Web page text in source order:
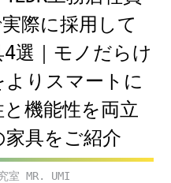
際に採用して
選｜モノだらけ
りスマートに
機能性を両立
具をご紹介
室 MR. UMI